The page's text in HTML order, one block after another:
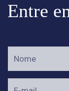
Entre